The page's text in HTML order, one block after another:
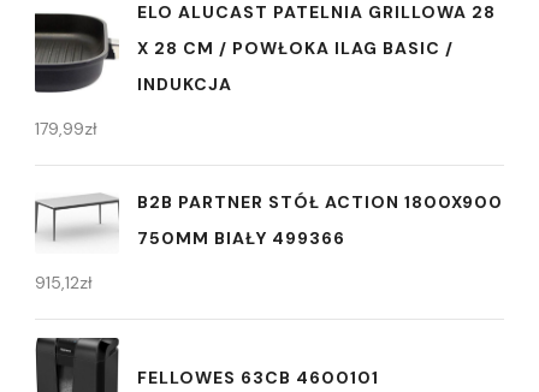
ELO ALUCAST PATELNIA GRILLOWA 28
X 28 CM / POWŁOKA ILAG BASIC /
INDUKCJA
179,99zł
B2B PARTNER STÓŁ ACTION 1800X900
750MM BIAŁY 499366
915,12zł
FELLOWES 63CB 4600101